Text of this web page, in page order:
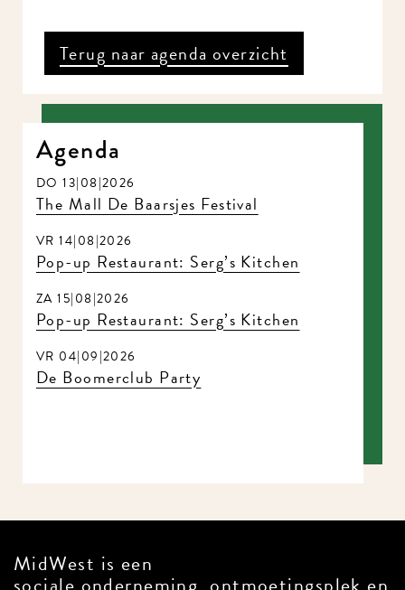
Terug naar agenda overzicht
Agenda
DO 13|08|2026
The Mall De Baarsjes Festival
VR 14|08|2026
Pop-up Restaurant: Serg’s Kitchen
ZA 15|08|2026
Pop-up Restaurant: Serg’s Kitchen
VR 04|09|2026
De Boomerclub Party
MidWest is een